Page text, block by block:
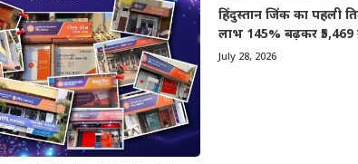
हिंदुस्तान जिंक का पहली
लाभ 145% बढ़कर ₹5,469
July 28, 2026